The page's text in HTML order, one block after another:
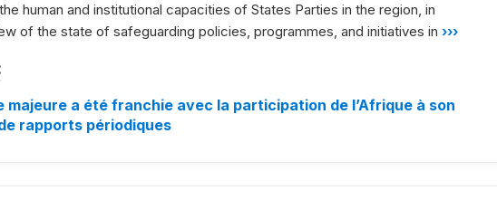
human and institutional capacities of States Parties in the region, in
of the state of safeguarding policies, programmes, and initiatives in ›››
majeure a été franchie avec la participation de l’Afrique à son
rapports périodiques